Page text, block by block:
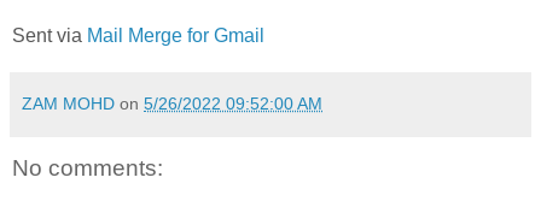
Sent via Mail Merge for Gmail
ZAM MOHD on 5/26/2022 09:52:00 AM
No comments: